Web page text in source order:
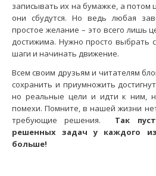
записывать их на бумажке, а потом
они сбудутся. Но ведь любая
простое желание – это всего лишь
достижима. Нужно просто выбрать
шаги и начинать движение.
Всем своим друзьям и читателям
сохранить и приумножить
но реальные цели и идти к ним,
помехи. Помните, в нашей жизни
требующие решения. Так
решенных задач у каждого
больше!